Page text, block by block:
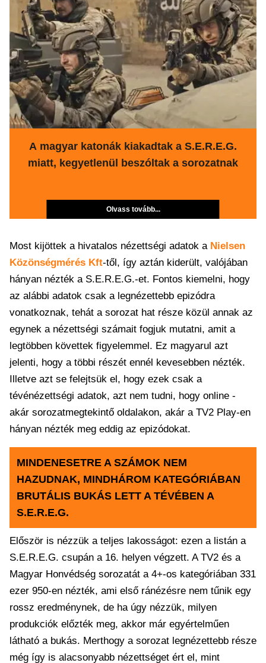
A magyar katonák kiakadtak a S.E.R.E.G.
miatt, kegyetlenül beszóltak a sorozatnak
Olvass tovább...
Most kijöttek a hivatalos nézettségi adatok a Nielsen
Közönségmérés Kft-től, így aztán kiderült, valójában
hányan nézték a S.E.R.E.G.-et. Fontos kiemelni, hogy
az alábbi adatok csak a legnézettebb epizódra
vonatkoznak, tehát a sorozat hat része közül annak az
egynek a nézettségi számait fogjuk mutatni, amit a
legtöbben követtek figyelemmel. Ez magyarul azt
jelenti, hogy a többi részét ennél kevesebben nézték.
Illetve azt se felejtsük el, hogy ezek csak a
tévénézettségi adatok, azt nem tudni, hogy online -
akár sorozatmegtekintő oldalakon, akár a TV2 Play-en
hányan nézték meg eddig az epizódokat.
MINDENESETRE A SZÁMOK NEM
HAZUDNAK, MINDHÁROM KATEGÓRIÁBAN
BRUTÁLIS BUKÁS LETT A TÉVÉBEN A
S.E.R.E.G.
Először is nézzük a teljes lakosságot: ezen a listán a
S.E.R.E.G. csupán a 16. helyen végzett. A TV2 és a
Magyar Honvédség sorozatát a 4+-os kategóriában 331
ezer 950-en nézték, ami első ránézésre nem tűnik egy
rossz eredménynek, de ha úgy nézzük, milyen
produkciók előzték meg, akkor már egyértelműen
látható a bukás. Merthogy a sorozat legnézettebb része
még így is alacsonyabb nézettséget ért el, mint